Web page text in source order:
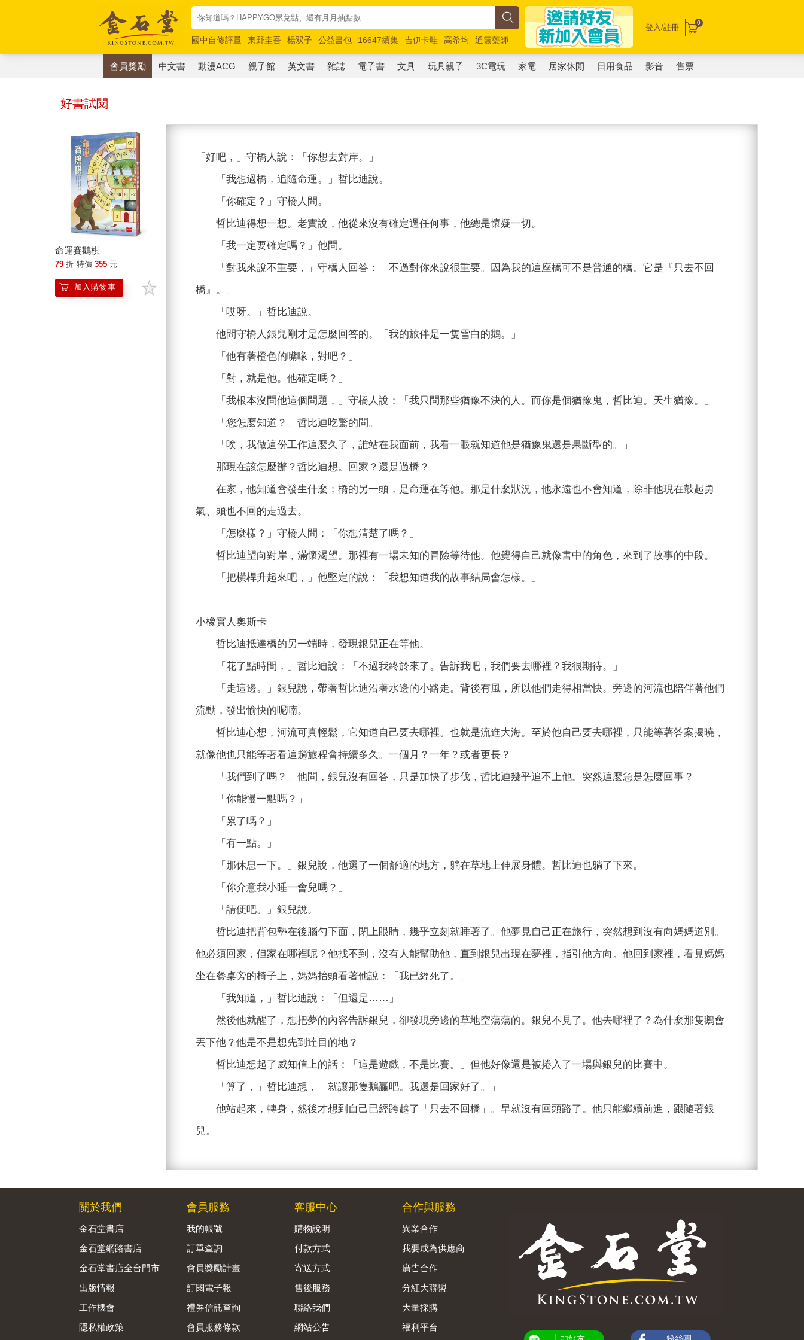
國中自修評量 東野圭吾 楊双子 公益書包 16647續集 吉伊卡哇 高希均
通靈藥師
唯紅花綻放
奧德賽 路邊攤新作 馬斯克 玩具總動員5 超慢跑
登入/註冊 0
會員獎勵 中文書 動漫ACG 親子館 英文書 雜誌 電子書 文具 玩具親子 3C電玩 家電 居家休閒 日用食品 影音 售票
好書試閱
命運賽鵝棋
79 折 特價 355 元
加入購物車
「好吧，」守橋人說：「你想去對岸。」
「我想過橋，追隨命運。」哲比迪說。
「你確定？」守橋人問。
哲比迪得想一想。老實說，他從來沒有確定過任何事，他總是懷疑一切。
「我一定要確定嗎？」他問。
「對我來說不重要，」守橋人回答：「不過對你來說很重要。因為我的這座橋可不是普通的橋。它是『只去不回
橋』。」
「哎呀。」哲比迪說。
他問守橋人銀兒剛才是怎麼回答的。「我的旅伴是一隻雪白的鵝。」
「他有著橙色的嘴喙，對吧？」
「對，就是他。他確定嗎？」
「我根本沒問他這個問題，」守橋人說：「我只問那些猶豫不決的人。而你是個猶豫鬼，哲比迪。天生猶豫。」
「您怎麼知道？」哲比迪吃驚的問。
「唉，我做這份工作這麼久了，誰站在我面前，我看一眼就知道他是猶豫鬼還是果斷型的。」
那現在該怎麼辦？哲比迪想。回家？還是過橋？
在家，他知道會發生什麼；橋的另一頭，是命運在等他。那是什麼狀況，他永遠也不會知道，除非他現在鼓起勇
氣、頭也不回的走過去。
「怎麼樣？」守橋人問：「你想清楚了嗎？」
哲比迪望向對岸，滿懷渴望。那裡有一場未知的冒險等待他。他覺得自己就像書中的角色，來到了故事的中段。
「把橫桿升起來吧，」他堅定的說：「我想知道我的故事結局會怎樣。」
小橡實人奧斯卡
哲比迪抵達橋的另一端時，發現銀兒正在等他。
「花了點時間，」哲比迪說：「不過我終於來了。告訴我吧，我們要去哪裡？我很期待。」
「走這邊。」銀兒說，帶著哲比迪沿著水邊的小路走。背後有風，所以他們走得相當快。旁邊的河流也陪伴著他們
流動，發出愉快的呢喃。
哲比迪心想，河流可真輕鬆，它知道自己要去哪裡。也就是流進大海。至於他自己要去哪裡，只能等著答案揭曉，
就像他也只能等著看這趟旅程會持續多久。一個月？一年？或者更長？
「我們到了嗎？」他問，銀兒沒有回答，只是加快了步伐，哲比迪幾乎追不上他。突然這麼急是怎麼回事？
「你能慢一點嗎？」
「累了嗎？」
「有一點。」
「那休息一下。」銀兒說，他選了一個舒適的地方，躺在草地上伸展身體。哲比迪也躺了下來。
「你介意我小睡一會兒嗎？」
「請便吧。」銀兒說。
哲比迪把背包墊在後腦勺下面，閉上眼睛，幾乎立刻就睡著了。他夢見自己正在旅行，突然想到沒有向媽媽道別。
他必須回家，但家在哪裡呢？他找不到，沒有人能幫助他，直到銀兒出現在夢裡，指引他方向。他回到家裡，看見媽媽
坐在餐桌旁的椅子上，媽媽抬頭看著他說：「我已經死了。」
「我知道，」哲比迪說：「但還是……」
然後他就醒了，想把夢的內容告訴銀兒，卻發現旁邊的草地空蕩蕩的。銀兒不見了。他去哪裡了？為什麼那隻鵝會
丟下他？他是不是想先到達目的地？
哲比迪想起了威知信上的話：「這是遊戲，不是比賽。」但他好像還是被捲入了一場與銀兒的比賽中。
「算了，」哲比迪想，「就讓那隻鵝贏吧。我還是回家好了。」
他站起來，轉身，然後才想到自己已經跨越了「只去不回橋」。早就沒有回頭路了。他只能繼續前進，跟隨著銀
兒。
關於我們
金石堂書店
金石堂網路書店
金石堂書店全台門市
出版情報
工作機會
隱私權政策
會員服務
我的帳號
訂單查詢
會員獎勵計畫
訂閱電子報
禮券信託查詢
會員服務條款
客服中心
購物說明
付款方式
寄送方式
售後服務
聯絡我們
網站公告
合作與服務
異業合作
我要成為供應商
廣告合作
分紅大聯盟
大量採購
福利平台